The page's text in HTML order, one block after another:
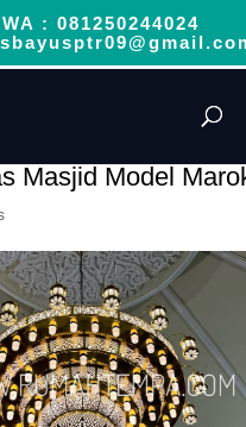
: 081250244024
Masjid Model